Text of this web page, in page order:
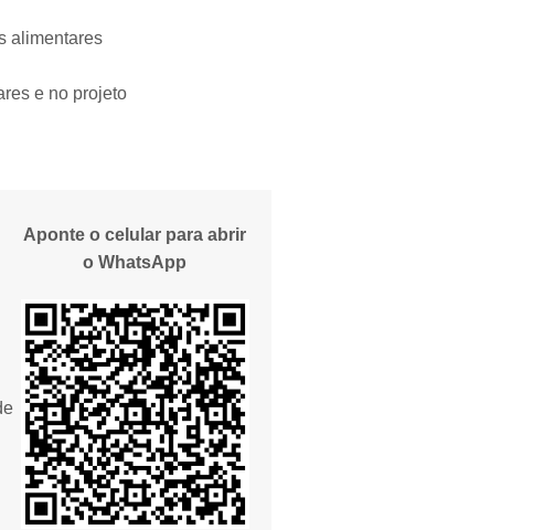
alimentares
e no projeto
Aponte o celular para abrir
o WhatsApp